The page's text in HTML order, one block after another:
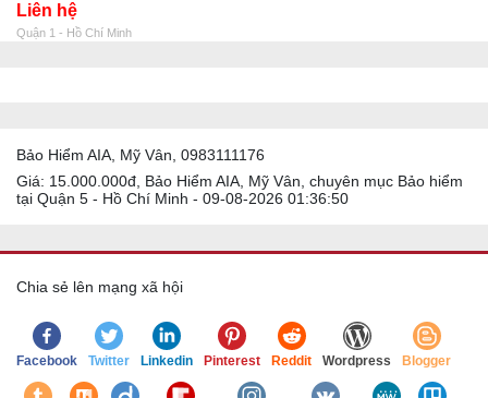
Liên hệ
Quận 1 - Hồ Chí Minh
Bảo Hiểm AIA, Mỹ Vân, 0983111176
Giá: 15.000.000đ, Bảo Hiểm AIA, Mỹ Vân, chuyên mục Bảo hiểm
tại Quận 5 - Hồ Chí Minh - 09-08-2026 01:36:50
Chia sẻ lên mạng xã hội
Facebook Twitter Linkedin Pinterest Reddit Wordpress Blogger